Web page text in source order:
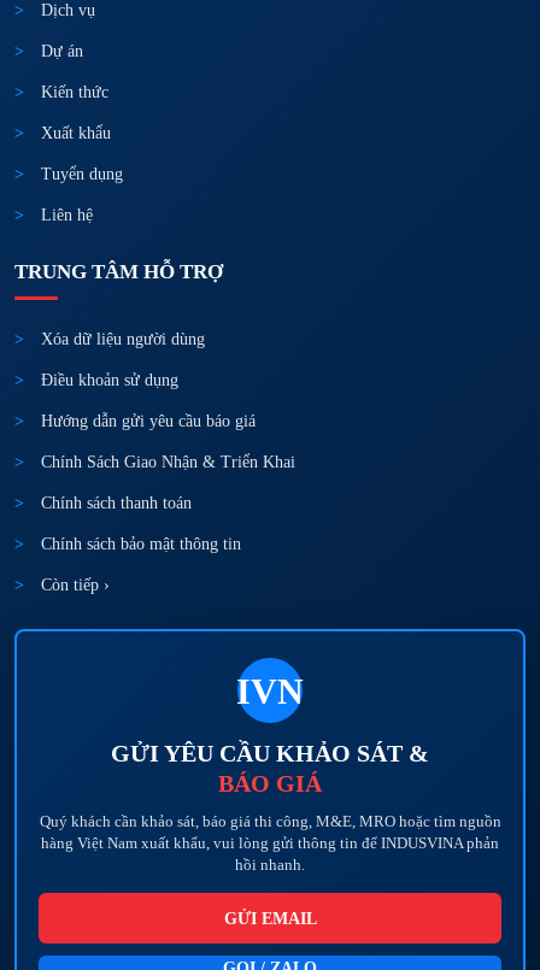
Dịch vụ
Dự án
Kiến thức
Xuất khẩu
Tuyển dụng
Liên hệ
TRUNG TÂM HỖ TRỢ
Xóa dữ liệu người dùng
Điều khoản sử dụng
Hướng dẫn gửi yêu cầu báo giá
Chính Sách Giao Nhận & Triển Khai
Chính sách thanh toán
Chính sách bảo mật thông tin
Còn tiếp ›
IVN
GỬI YÊU CẦU KHẢO SÁT &
BÁO GIÁ
Quý khách cần khảo sát, báo giá thi công, M&E, MRO hoặc tìm nguồn
hàng Việt Nam xuất khẩu, vui lòng gửi thông tin để INDUSVINA phản
hồi nhanh.
GỬI EMAIL